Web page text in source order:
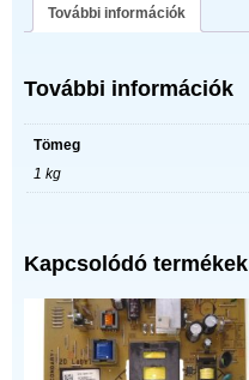
További információk
További információk
Tömeg
1 kg
Kapcsolódó termékek